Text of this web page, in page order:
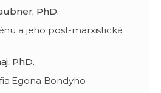
PhD.
a jeho post-marxistická
PhD.
Egona Bondyho